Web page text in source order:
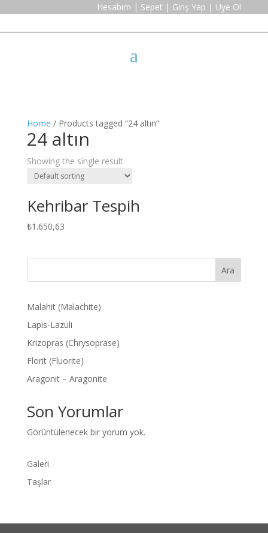
Hesabım | Sepet | Giriş Yap | Üye Ol
Home / Products tagged “24 altın”
24 altın
Showing the single result
Kehribar Tespih
₺1.650,63
Ara
Malahit (Malachite)
Lapis-Lazuli
Krizopras (Chrysoprase)
Florit (Fluorite)
Aragonit – Aragonite
Son Yorumlar
Görüntülenecek bir yorum yok.
Galeri
Taşlar